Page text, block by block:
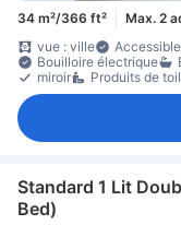
34 m²/366 ft² Max. 2
vue : ville
Bouilloire électrique
miroir
Produits de
Standard 1 Lit
Bed)